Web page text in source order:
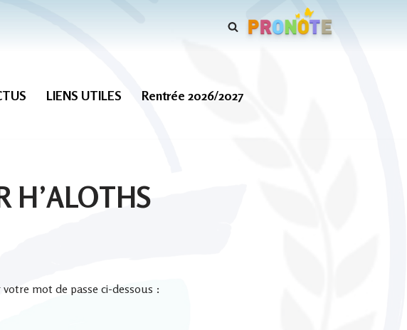
LIENS UTILES Rentrée 2026/2027
H’ALOTHS
mot de passe ci-dessous :